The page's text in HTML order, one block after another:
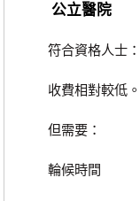
公立醫院
符合資格人士：
收費相對較低。
但需要：
輪候時間